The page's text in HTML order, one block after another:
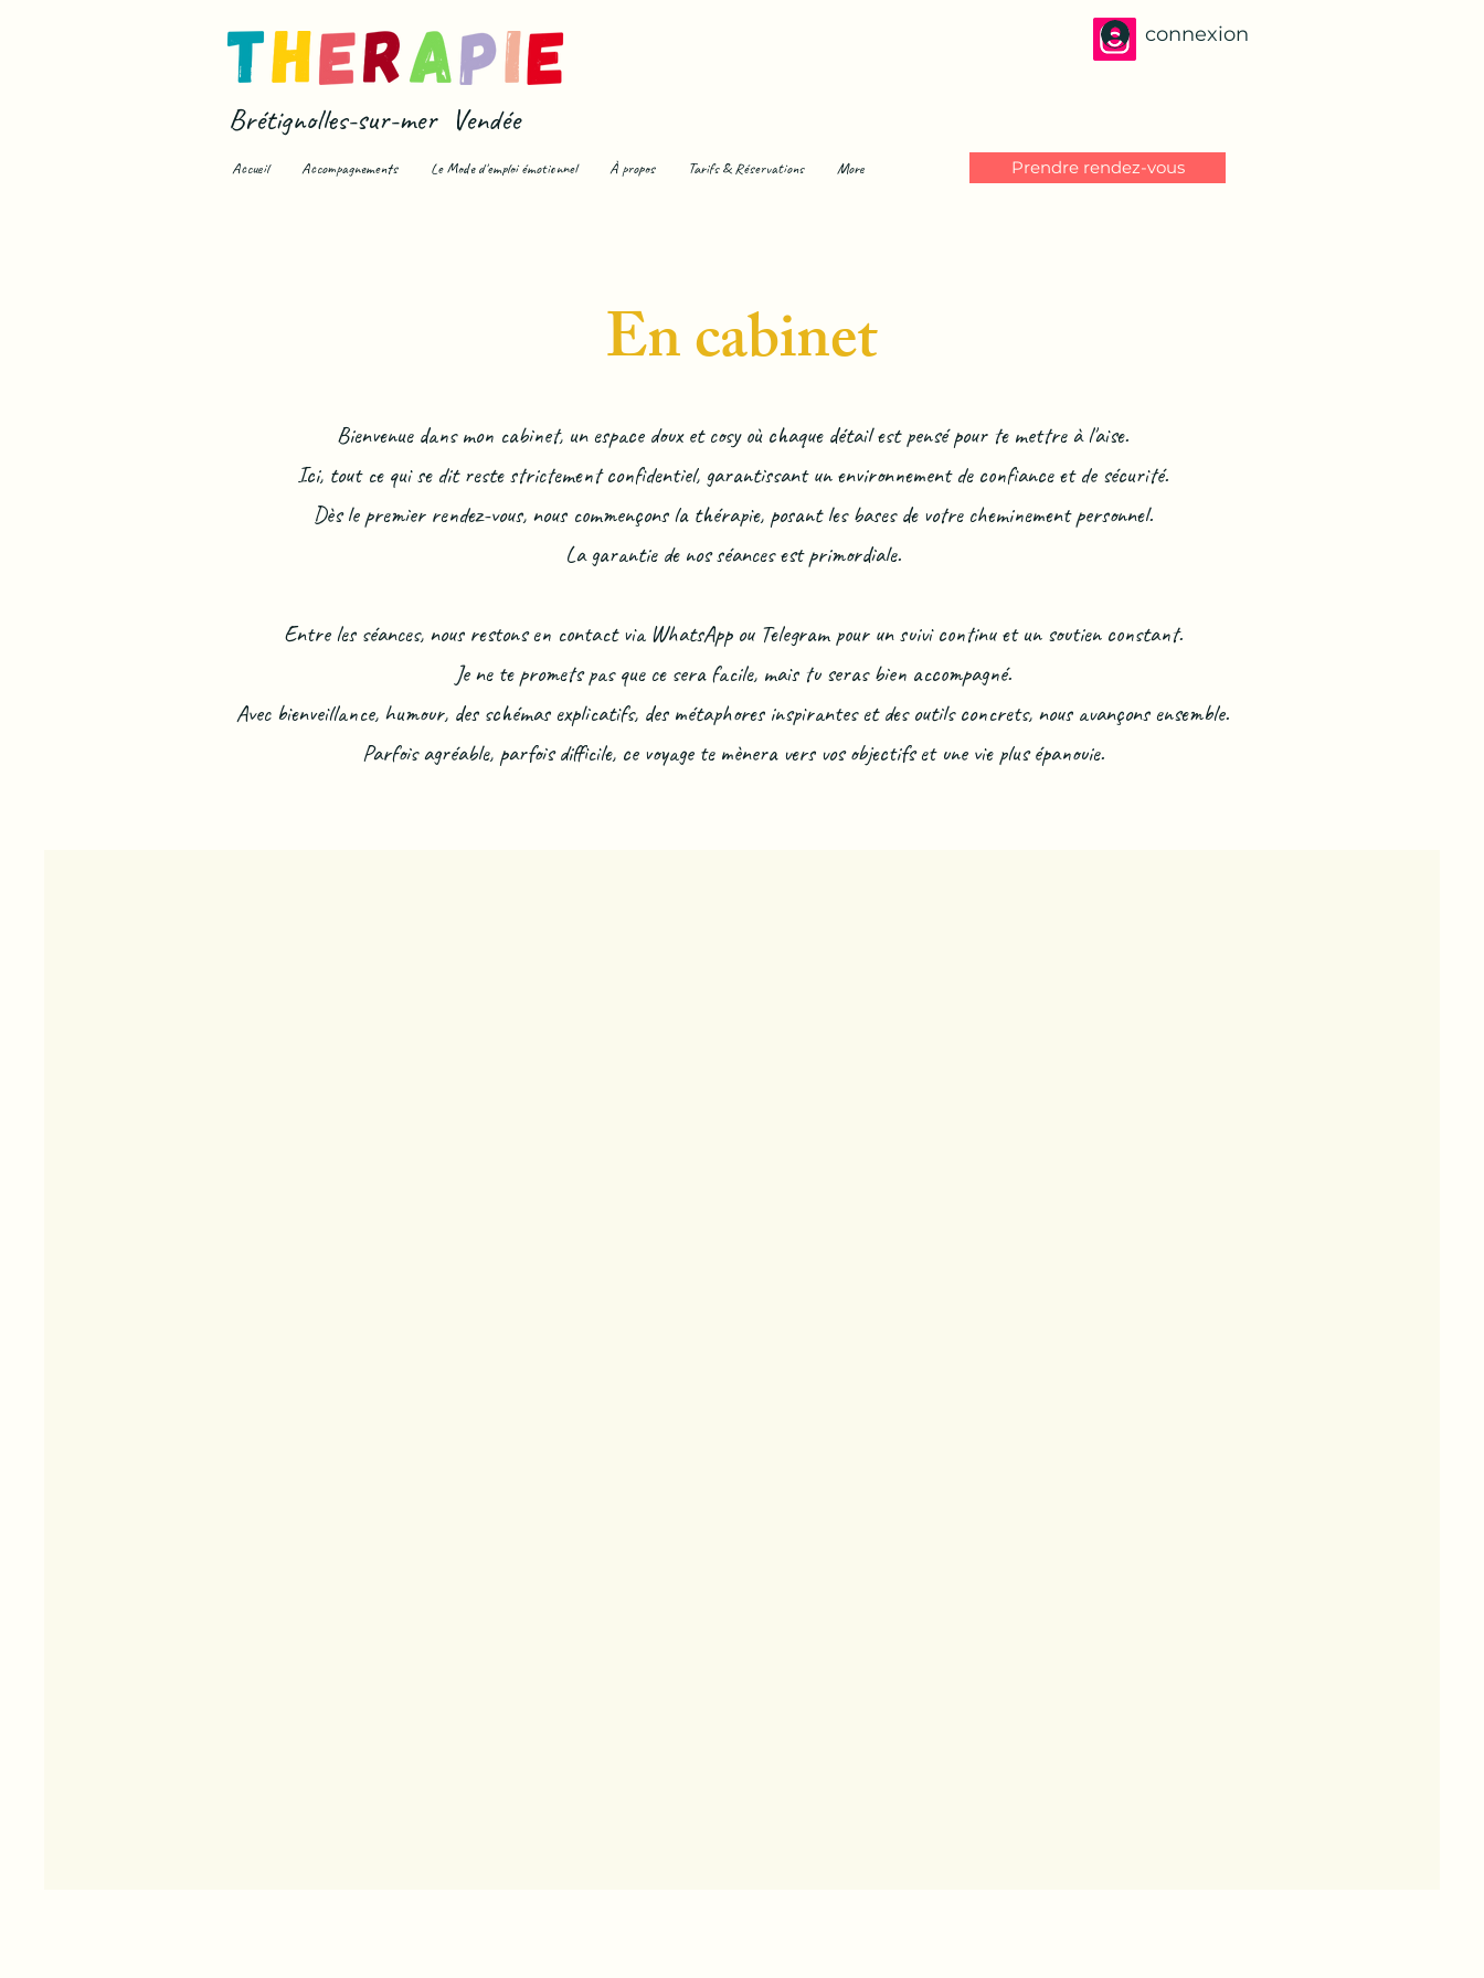
connexion
Brétignolles-sur-mer Vendée
Accueil Accompagnements Le Mode d'emploi émotionnel À propos Tarifs & Réservations More Prendre rendez-vous
En cabinet
Bienvenue dans mon cabinet, un espace doux et cosy où chaque détail est pensé pour te mettre à l'aise.
Ici, tout ce qui se dit reste strictement confidentiel, garantissant un environnement de confiance et de sécurité.
Dès le premier rendez-vous, nous commençons la thérapie, posant les bases de votre cheminement personnel.
La garantie de nos séances est primordiale.
Entre les séances, nous restons en contact via WhatsApp ou Telegram pour un suivi continu et un soutien constant.
Je ne te promets pas que ce sera facile, mais tu seras bien accompagné.
Avec bienveillance, humour, des schémas explicatifs, des métaphores inspirantes et des outils concrets, nous avançons ensemble.
Parfois agréable, parfois difficile, ce voyage te mènera vers vos objectifs et une vie plus épanouie.